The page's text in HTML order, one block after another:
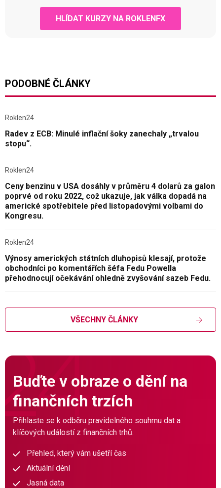
HLÍDAT KURZY NA ROKLENFX
PODOBNÉ ČLÁNKY
Roklen24
Radev z ECB: Minulé inflační šoky zanechaly „trvalou
stopu“.
Roklen24
Ceny benzinu v USA dosáhly v průměru 4 dolarů za galon
poprvé od roku 2022, což ukazuje, jak válka dopadá na
americké spotřebitele před listopadovými volbami do
Kongresu.
Roklen24
Výnosy amerických státních dluhopisů klesají, protože
obchodníci po komentářích šéfa Fedu Powella
přehodnocují očekávání ohledně zvyšování sazeb Fedu.
VŠECHNY ČLÁNKY
Buďte v obraze o dění na
finančních trzích
Přihlaste se k odběru pravidelného souhrnu dat a
klíčových událostí z finančních trhů.
Přehled, který vám ušetří čas
Aktuální dění
Jasná data